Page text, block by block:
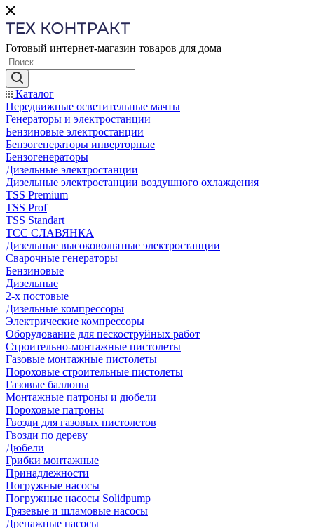
Готовый интернет-магазин товаров для дома
Каталог
Передвижные осветительные мачты
Генераторы и электростанции
Бензиновые электростанции
Бензогенераторы инверторные
Бензогенераторы
Дизельные электростанции
Дизельные электростанции воздушного охлаждения
TSS Premium
TSS Prof
TSS Standart
ТСС СЛАВЯНКА
Дизельные высоковольтные электростанции
Сварочные генераторы
Бензиновые
Дизельные
2-х постовые
Дизельные компрессоры
Электрические компрессоры
Оборудование для пескоструйных работ
Строительно-монтажные пистолеты
Газовые монтажные пистолеты
Пороховые строительные пистолеты
Газовые баллоны
Монтажные патроны и дюбели
Пороховые патроны
Гвозди для газовых пистолетов
Гвозди по дереву
Дюбели
Грибки монтажные
Принадлежности
Погружные насосы
Погружные насосы Solidpump
Грязевые и шламовые насосы
Дренажные насосы